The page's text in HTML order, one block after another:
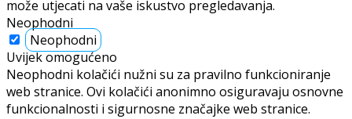
može utjecati na vaše iskustvo pregledavanja.
Neophodni
Neophodni
Uvijek omogućeno
Neophodni kolačići nužni su za pravilno funkcioniranje
web stranice. Ovi kolačići anonimno osiguravaju osnovne
funkcionalnosti i sigurnosne značajke web stranice.